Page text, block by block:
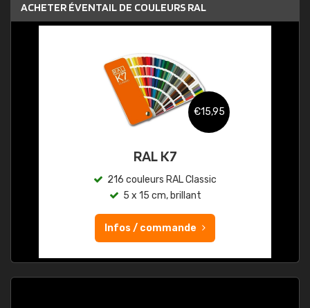
ACHETER ÉVENTAIL DE COULEURS RAL
€15,95
RAL K7
216 couleurs RAL Classic
5 x 15 cm, brillant
Infos / commande